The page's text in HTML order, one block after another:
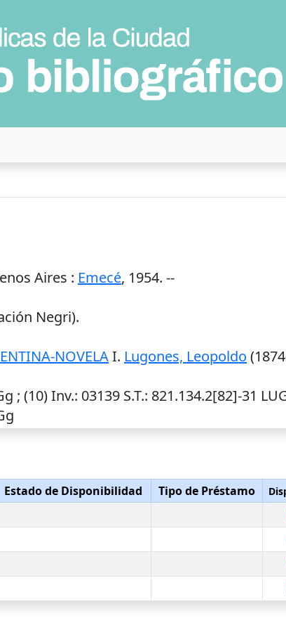
Aires : Emecé, 1954. --
Negri).
NOVELAI. Lugones, Leopoldo
; (10)Inv.: 03139 S.T.: 821.134.2[82]-31
Estado de Disponibilidad Tipo de Préstamo